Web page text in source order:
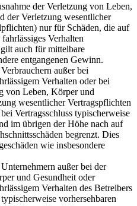
der Verletzung von Leben,
der Verletzung wesentlicher
nur für Schäden, die auf
Verhalten
auch für mittelbare
entgangenen Gewinn.
außer bei
Verhalten oder bei
von Leben, Körper und
wesentlicher Vertragspflichten
Vertragsschluss typischerweise
im übrigen der Höhe nach auf
begrenzt. Dies
wie insbesondere
außer bei der
und Gesundheit oder
Verhalten des Betreibers
vorhersehbaren